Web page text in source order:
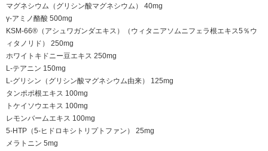
マグネシウム（グリシン酸マグネシウム） 40mg
γ-アミノ酪酸 500mg
KSM-66®（アシュワガンダエキス）（ウィタニアソムニフェラ根エキス5％ウ
ィタノリド） 250mg
ホワイトキドニー豆エキス 250mg
L-テアニン 150mg
L-グリシン（グリシン酸マグネシウム由来） 125mg
タンポポ根エキス 100mg
トケイソウエキス 100mg
レモンバームエキス 100mg
5‐HTP（5‐ヒドロキシトリプトファン） 25mg
メラトニン 5mg